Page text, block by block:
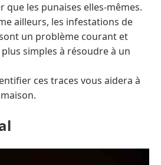
que les punaises elles-mêmes.
ailleurs, les infestations de
un problème courant et
simples à résoudre à un
ces traces vous aidera à